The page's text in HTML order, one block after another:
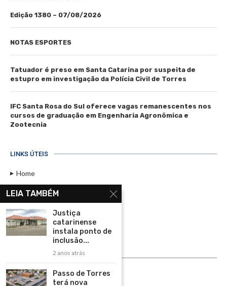
Edição 1380 – 07/08/2026
NOTAS ESPORTES
Tatuador é preso em Santa Catarina por suspeita de
estupro em investigação da Polícia Civil de Torres
IFC Santa Rosa do Sul oferece vagas remanescentes nos
cursos de graduação em Engenharia Agronômica e
Zootecnia
LINKS ÚTEIS
Home
Assinar
Contato
Política de Privacidade
Rádio Maristela - Ao Vivo
ASSINE
LEIA TAMBÉM
Justiça
catarinense
instala ponto de
inclusão...
2 anos atrás
Passo de Torres
terá nova